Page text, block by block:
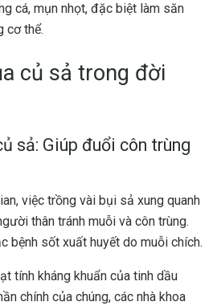
cá, mụn nhọt, đặc biệt làm săn
cơ thể.
củ sả trong đời
sả: Giúp đuổi côn trùng
việc trồng vài bụi sả xung quanh
thân tránh muỗi và côn trùng.
bệnh sốt xuất huyết do muỗi chích.
tính kháng khuẩn của tinh dầu
chính của chúng, các nhà khoa